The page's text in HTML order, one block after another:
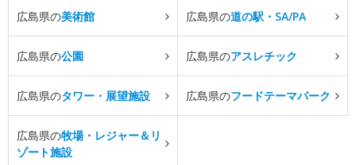
広島県の美術館 広島県の道の駅・SA/PA
広島県の公園 広島県のアスレチック
広島県のタワー・展望施設 広島県のフードテーマパーク
広島県の牧場・レジャー＆リ
ゾート施設